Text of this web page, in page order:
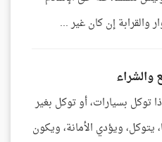
والقرابة إن كان غير ...
والشراء
توكل بسيارات، أو توكل بغير
يتوكل، ويؤدي الأمانة، ويكون